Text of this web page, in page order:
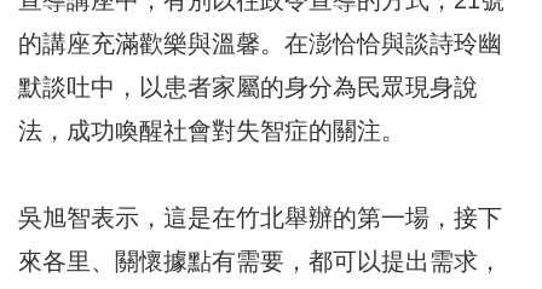
的講座充滿歡樂與溫馨。在澎恰恰與談詩玲幽
默談吐中，以患者家屬的身分為民眾現身說
法，成功喚醒社會對失智症的關注。
吳旭智表示，這是在竹北舉辦的第一場，接下
來各里、關懷據點有需要，都可以提出需求，